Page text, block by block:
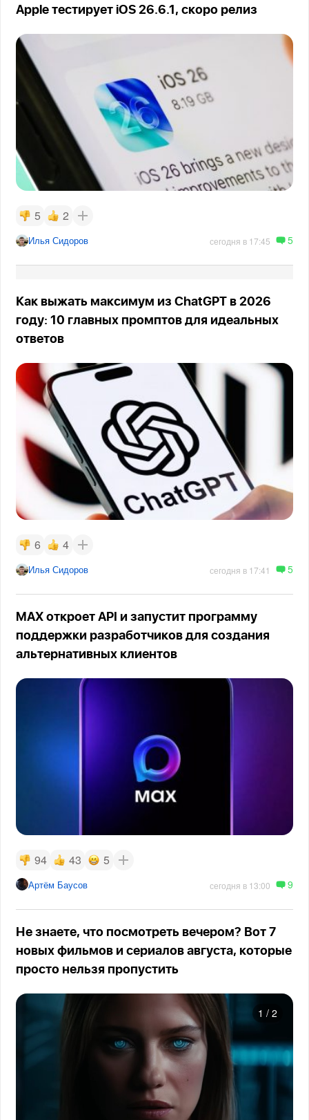
Apple тестирует iOS 26.6.1, скоро релиз
5 2
Илья Сидоров сегодня в 17:45 5
Как выжать максимум из ChatGPT в 2026
году: 10 главных промптов для идеальных
ответов
6 4
Илья Сидоров сегодня в 17:41 5
MAX откроет API и запустит программу
поддержки разработчиков для создания
альтернативных клиентов
94 43 5
Артём Баусов сегодня в 13:00 9
Не знаете, что посмотреть вечером? Вот 7
новых фильмов и сериалов августа, которые
просто нельзя пропустить
1 / 2